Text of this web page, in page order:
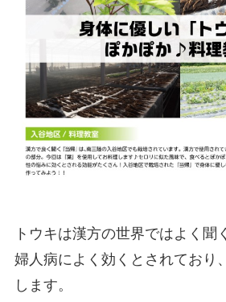
トウキは漢方の世界ではよく聞
婦人病によく効くとされており
します。